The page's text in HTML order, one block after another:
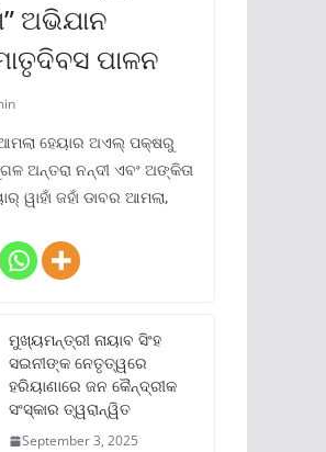
ଅଭିଯାନ
ପାଳନ
ହେୟାର ଅଏଲ୍ ପକ୍ଷରୁ
ଅନ୍ତରା ନନ୍ଦୀ ଏବଂ ଅଙ୍କିତା
ୱାହାଁ ଜହାଁ ଡାବର ଆମଲା,
ମୁଖ୍ୟମନ୍ତ୍ରୀ ନାୟାବ ସିଂହ
ସଇନୀଙ୍କ ନେତୃତ୍ୱରେ
ହରିୟାଣାରେ ଜନ କୈନ୍ଦ୍ରୀକ
ସଂସ୍କାର ତ୍ୱରାନ୍ୱିତ
September 3, 2025